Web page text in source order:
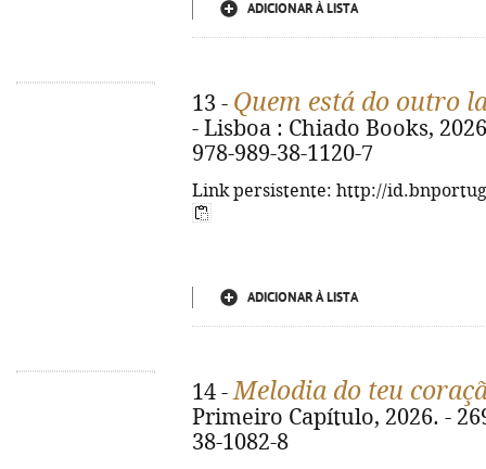
ADICIONAR À LISTA
13 - Quem está do outro
- Lisboa : Chiado Books,
978-989-38-1120-7
Link persistente: http://
ADICIONAR À LISTA
14 -Melodia do teu
Primeiro Capítulo, 2026. -
38-1082-8